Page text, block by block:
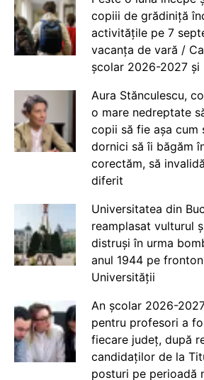
copiii de grădiniță
activitățile pe 7
vacanța de vară /
școlar 2026-2027 și
Aura Stănculescu,
o mare nedreptate
copii să fie așa cum
dornici să îi băgăm
corectăm, să
diferit
Universitatea din
reamplasat vulturul
distruși în urma
anul 1944 pe
Universității
An școlar 2026-
pentru profesori a
fiecare județ, după
candidaților de la
posturi pe perioadă